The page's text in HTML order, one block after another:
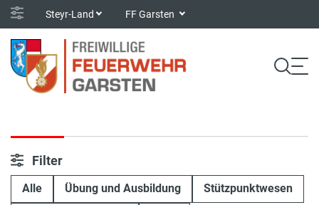
Steyr-Land FF Garsten
Filter
Alle Übung und Ausbildung Stützpunktwesen